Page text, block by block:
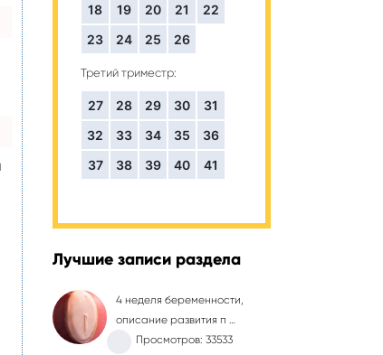
18
19 20 21
22
23
24 25 26
Третий триместр:
27 28 29 30
31
32
33 34 35
36
37
38 39 40 41
Лучшие записи раздела
4 неделя беременности,
описание развития п …
Просмотров: 33533